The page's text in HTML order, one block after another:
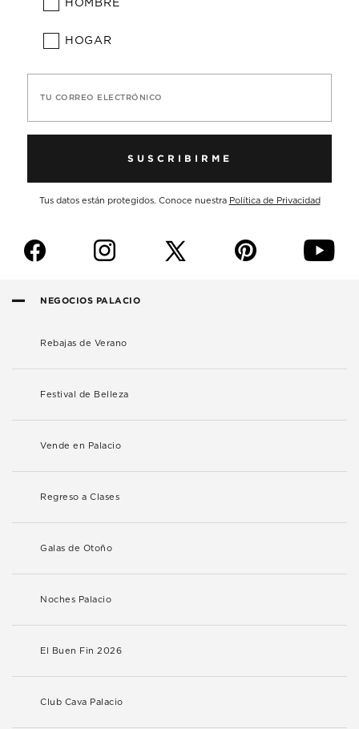
HOMBRE
HOGAR
TU CORREO ELECTRÓNICO
SUSCRIBIRME
Tus datos están protegidos. Conoce nuestra Política de Privacidad
f i p y
NEGOCIOS PALACIO
Rebajas de Verano
Festival de Belleza
Vende en Palacio
Regreso a Clases
Galas de Otoño
Noches Palacio
El Buen Fin 2026
Club Cava Palacio